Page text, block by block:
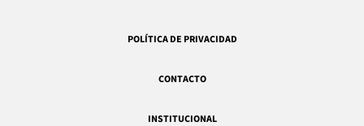
POLÍTICA DE PRIVACIDAD
CONTACTO
INSTITUCIONAL